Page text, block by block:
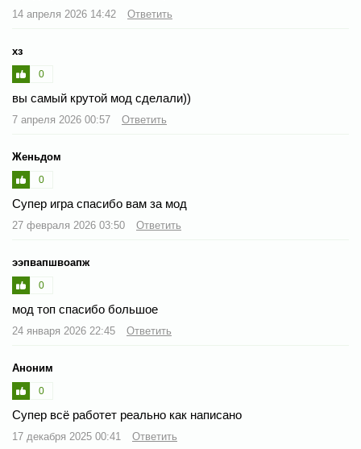
14 апреля 2026 14:42 Ответить
хз
0
вы самый крутой мод сделали))
7 апреля 2026 00:57 Ответить
Женьдом
0
Супер игра спасибо вам за мод
27 февраля 2026 03:50 Ответить
ээпвапшвоапж
0
мод топ спасибо большое
24 января 2026 22:45 Ответить
Аноним
0
Супер всё работет реально как написано
17 декабря 2025 00:41 Ответить